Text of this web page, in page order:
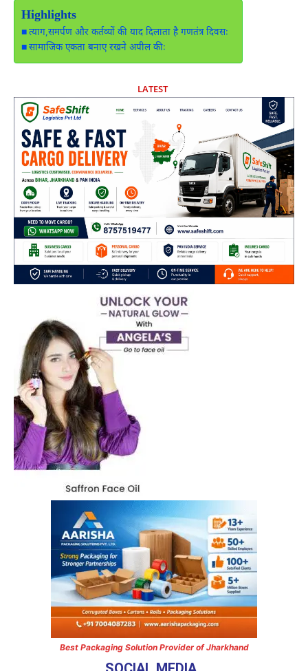
Highlights
त्याग,समर्पण और कर्तव्यों की याद दिलाता है गणतंत्र दिवसः
सामाजिक एकता बनाए रखने अपील कीः
LATEST
Best Packaging Solution Provider of Jharkhand